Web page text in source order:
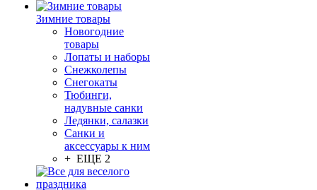
Зимние товары
Новогодние
товары
Лопаты и наборы
Снежколепы
Снегокаты
Тюбинги,
надувные санки
Ледянки, салазки
Санки и
аксессуары к ним
+ ЕЩЕ 2